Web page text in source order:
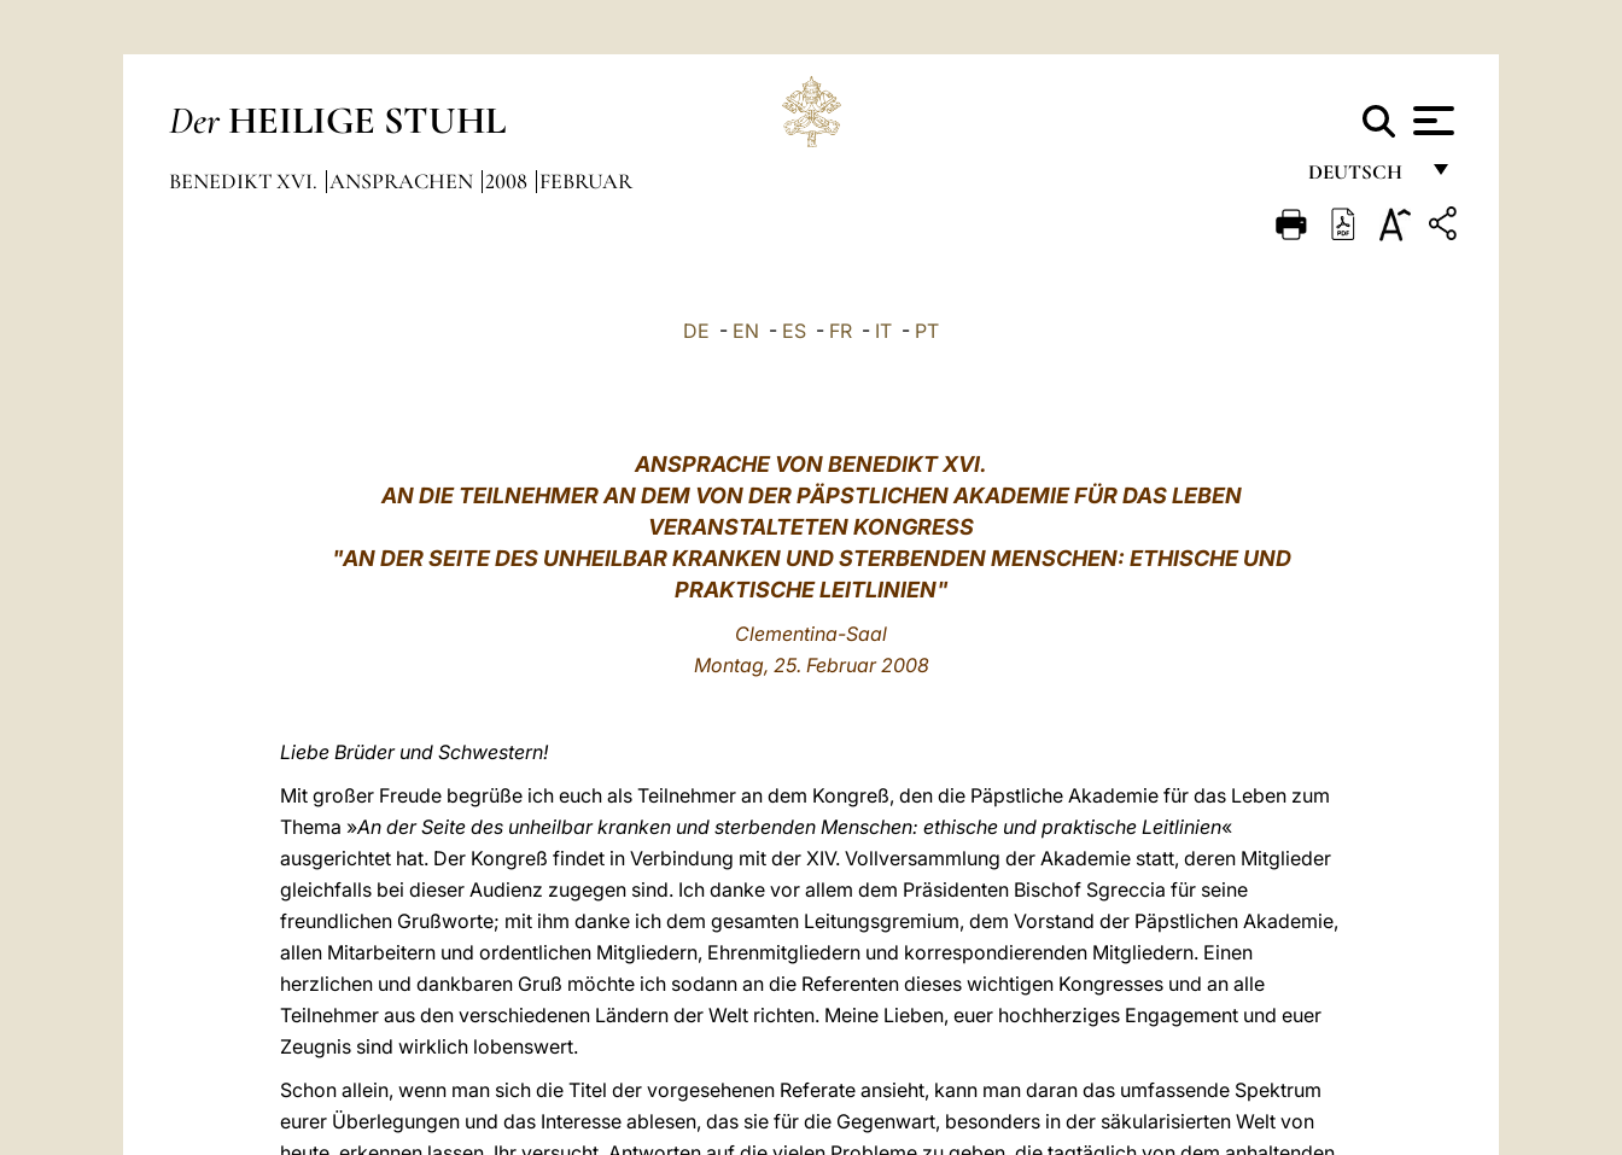
Der HEILIGE STUHL
DEUTSCH
FRANÇAIS
BENEDIKT XVI. ANSPRACHEN 2008 FEBRUAR
DE - EN - ES - FR - IT - PT
ANSPRACHE VONBENEDIKT XVI.
AN DIE TEILNEHMER AN DEM VON DER PÄPSTLICHEN AKADEMIE FÜR DAS LEBEN
VERANSTALTETEN KONGRESS
"AN DER SEITE DES UNHEILBAR KRANKEN UND STERBENDEN MENSCHEN: ETHISCHE UND
PRAKTISCHE LEITLINIEN"
Clementina-Saal
Montag, 25. Februar 2008
Liebe Brüder und Schwestern!
Mit großer Freude begrüße ich euch als Teilnehmer an dem Kongreß, den die Päpstliche Akademie für das Leben zum
Thema »An der Seite des unheilbar kranken und sterbenden Menschen: ethische und praktische Leitlinien«
ausgerichtet hat. Der Kongreß findet in Verbindung mit der XIV. Vollversammlung der Akademie statt, deren Mitglieder
gleichfalls bei dieser Audienz zugegen sind. Ich danke vor allem dem Präsidenten Bischof Sgreccia für seine
freundlichen Grußworte; mit ihm danke ich dem gesamten Leitungsgremium, dem Vorstand der Päpstlichen Akademie,
allen Mitarbeitern und ordentlichen Mitgliedern, Ehrenmitgliedern und korrespondierenden Mitgliedern. Einen
herzlichen und dankbaren Gruß möchte ich sodann an die Referenten dieses wichtigen Kongresses und an alle
Teilnehmer aus den verschiedenen Ländern der Welt richten. Meine Lieben, euer hochherziges Engagement und euer
Zeugnis sind wirklich lobenswert.
Schon allein, wenn man sich die Titel der vorgesehenen Referate ansieht, kann man daran das umfassende Spektrum
eurer Überlegungen und das Interesse ablesen, das sie für die Gegenwart, besonders in der säkularisierten Welt von